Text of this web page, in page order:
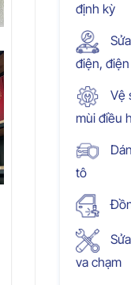
định kỳ
điện,
Vệ
mùi điều
tô
va chạm